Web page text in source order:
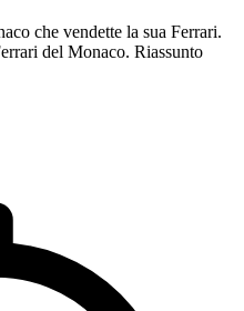
che vendette la sua Ferrari.
del Monaco. Riassunto